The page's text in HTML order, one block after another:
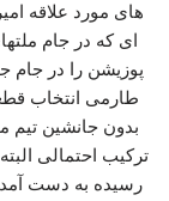
های مورد علاقه
ای که در جام
پوزیشن را در
طارمی انتخاب
بدون جانشین تیم
ترکیب احتمالی
رسیده به دست